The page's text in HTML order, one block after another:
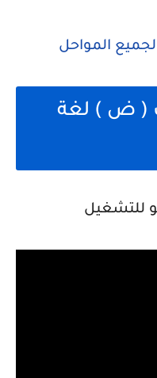
المواحل
( ض ) لغة
للتشغيل